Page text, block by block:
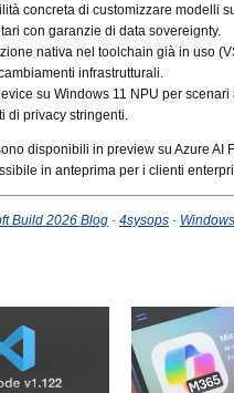
concreta di customizzare modelli
con garanzie di data sovereignty.
nativa nel toolchain già in uso
infrastrutturali.
su Windows 11 NPU per
di privacy stringenti.
disponibili in preview su Azure AI
in anteprima per i clienti
Build 2026 Blog · 4sysops ·